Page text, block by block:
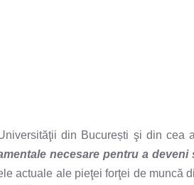
din București şi din cea
necesare pentru a deveni
actuale ale pieţei forţei de muncă